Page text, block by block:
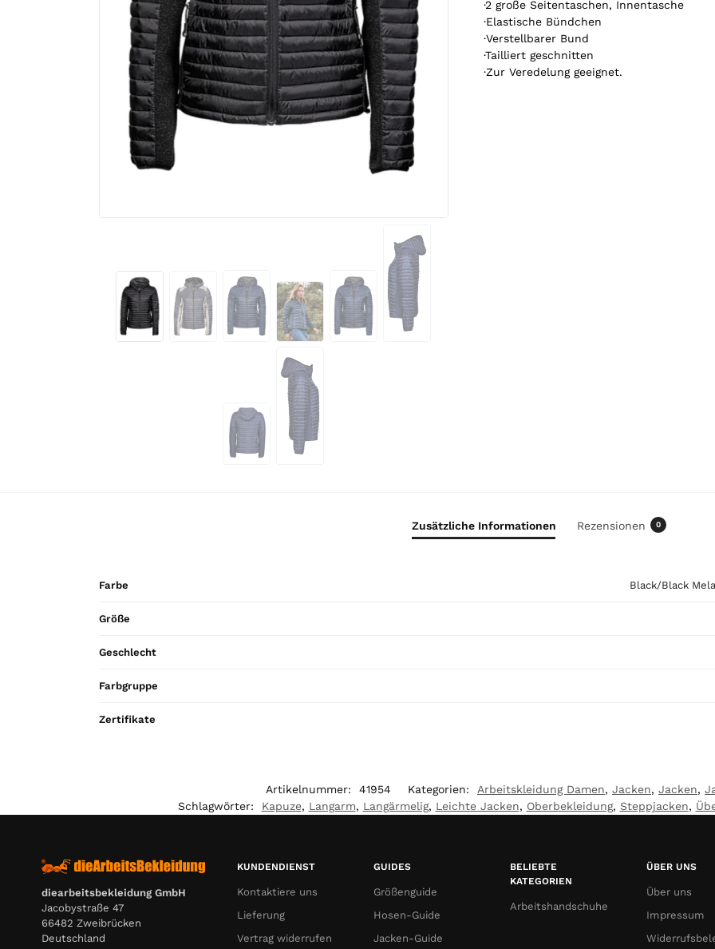
Y
o
u
r
·2 große Seitentaschen, Innentasche
·Elastische Bündchen
·Verstellbarer Bund
·Tailliert geschnitten
·Zur Veredelung geeignet.
Zusätzliche Informationen Rezensionen 0
Farbe Black/Black
Größe
Geschlecht
Farbgruppe
Zertifikate
Artikelnummer: 41954 Kategorien: Arbeitskleidung Damen, Jacken, Jacken,
Schlagwörter:
Kapuze, Langarm, Langärmelig, Leichte Jacken, Oberbekleidung, Steppjacken,
diearbeitsbekleidung GmbH
Jacobystraße 47
66482 Zweibrücken
Deutschland
KUNDENDIENST
Kontaktiere uns
Lieferung
Vertrag widerrufen
GUIDES
Größenguide
Hosen-Guide
Jacken-Guide
BELIEBTE
KATEGORIEN
Arbeitshandschuhe
ÜBER UNS
Über uns
Impressum